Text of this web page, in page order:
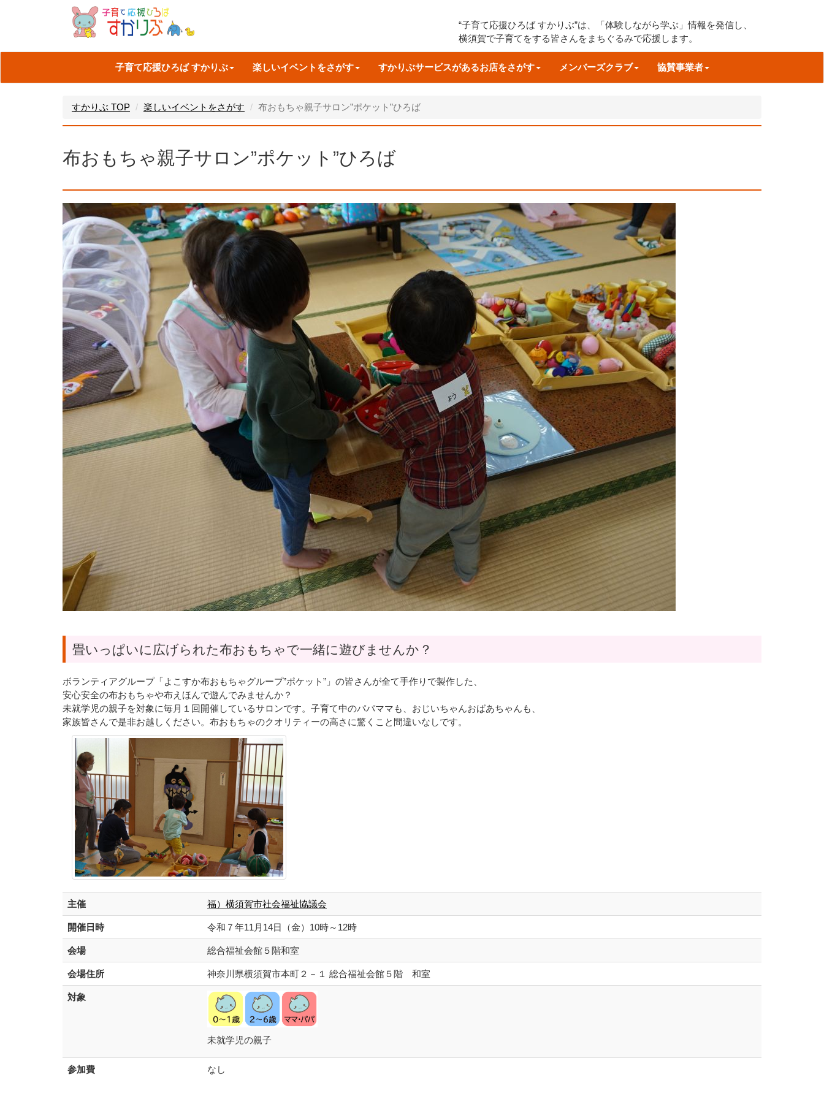
“子育て応援ひろば すかりぶ”は、「体験しながら学ぶ」情報を発信し、
横須賀で子育てをする皆さんをまちぐるみで応援します。
子育て応援ひろば すかりぶ 楽しいイベントをさがす すかりぶサービスがあるお店をさがす メンバーズクラブ 協賛事業者
すかりぶ TOP 楽しいイベントをさがす 布おもちゃ親子サロン”ポケット”ひろば
布おもちゃ親子サロン”ポケット”ひろば
畳いっぱいに広げられた布おもちゃで一緒に遊びませんか？
ボランティアグループ「よこすか布おもちゃグループ”ポケット”」の皆さんが全て手作りで製作した、
安心安全の布おもちゃや布えほんで遊んでみませんか？
未就学児の親子を対象に毎月１回開催しているサロンです。子育て中のパパママも、おじいちゃんおばあちゃんも、
家族皆さんで是非お越しください。布おもちゃのクオリティーの高さに驚くこと間違いなしです。
主催 福）横須賀市社会福祉協議会
開催日時 令和７年11月14日（金）10時～12時
会場 総合福祉会館５階和室
会場住所 神奈川県横須賀市本町２－１ 総合福祉会館５階 和室
対象
未就学児の親子
参加費 なし